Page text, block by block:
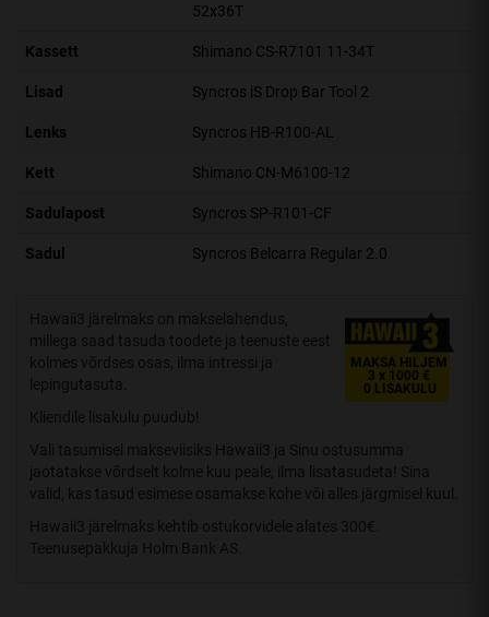
52x36T
Kassett Shimano CS-R7101 11-34T
Lisad Syncros iS Drop Bar Tool 2
Lenks Syncros HB-R100-AL
Kett Shimano CN-M6100-12
Sadulapost Syncros SP-R101-CF
Sadul Syncros Belcarra Regular 2.0
MAKSA HILJEM
3 x 1000 €
0 LISAKULU
Hawaii3 järelmaks on makselahendus,
millega saad tasuda toodete ja teenuste eest
kolmes võrdses osas, ilma intressi ja
lepingutasuta.
Kliendile lisakulu puudub!
Vali tasumisel makseviisiks Hawaii3 ja Sinu ostusumma
jaotatakse võrdselt kolme kuu peale, ilma lisatasudeta! Sina
valid, kas tasud esimese osamakse kohe või alles järgmisel kuul.
Hawaii3 järelmaks kehtib ostukorvidele alates 300€.
Teenusepakkuja Holm Bank AS.